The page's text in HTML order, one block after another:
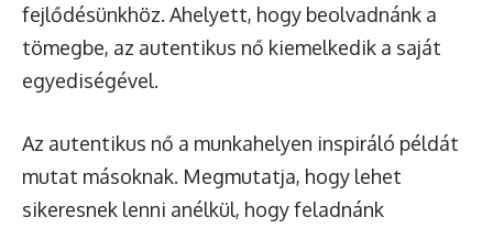
fejlődésünkhöz. Ahelyett, hogy beolvadnánk a
tömegbe, az autentikus nő kiemelkedik a saját
egyediségével.
Az autentikus nő a munkahelyen inspiráló példát
mutat másoknak. Megmutatja, hogy lehet
sikeresnek lenni anélkül, hogy feladnánk